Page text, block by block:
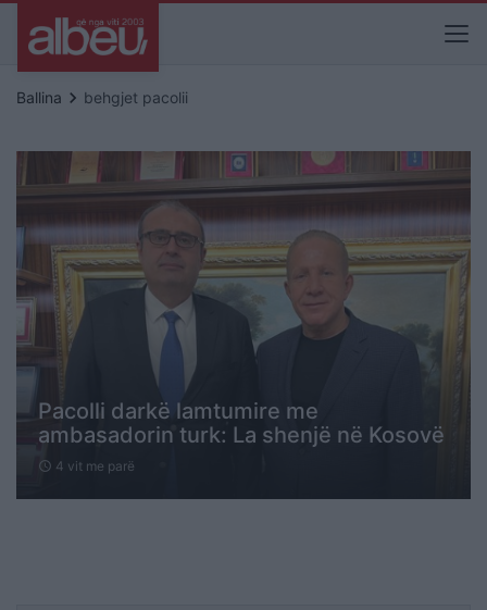
Ballina keyboard_arrow_right behgjet pacolii
Pacolli darkë lamtumire me
ambasadorin turk: La shenjë në Kosovë
schedule 4 vit me parë